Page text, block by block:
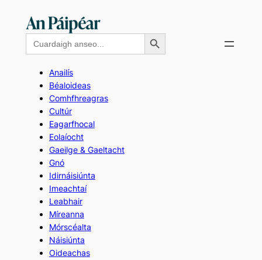
contentSearch
for:
Search Button
Anailís
Béaloideas
Comhfhreagras
Cultúr
Eagarfhocal
Eolaíocht
Gaeilge & Gaeltacht
Gnó
Idirnáisiúnta
Imeachtaí
Leabhair
Míreanna
Mórscéalta
Náisiúnta
Oideachas